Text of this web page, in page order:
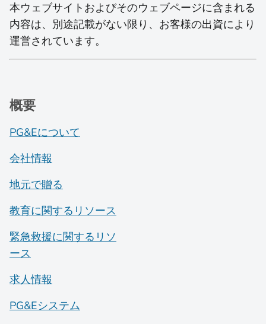
本ウェブサイトおよびそのウェブページに含まれる
内容は、別途記載がない限り、お客様の出資により
運営されています。
概要
PG&Eについて
会社情報
地元で贈る
教育に関するリソース
緊急救援に関するリソ
ース
求人情報
PG&Eシステム